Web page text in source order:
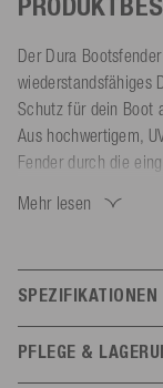
Der Dura
wiederstandsfähiges
Schutz für dein Boot
Aus hochwertigem,
Fender durch die
Boot zuverlässig vor
Dank beidseitiger
oder horizontal
Nadelventil mühelos
einem Kompressor.
Mehr lesen
SPEZIFIKATIONEN
PFLEGE &